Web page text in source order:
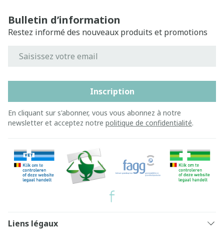
Bulletin d’information
Restez informé des nouveaux produits et promotions
Inscription
En cliquant sur s'abonner, vous vous abonnez à notre
newsletter et acceptez notre politique de confidentialité.
Liens légaux